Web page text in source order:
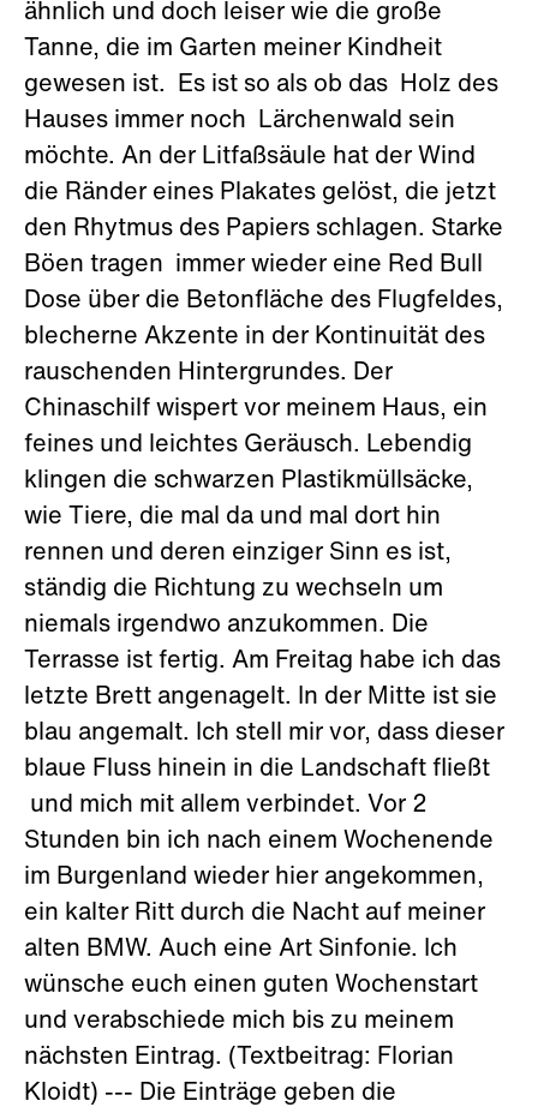
ähnlich und doch leiser wie die große
Tanne, die im Garten meiner Kindheit
gewesen ist. Es ist so als ob das Holz des
Hauses immer noch Lärchenwald sein
möchte. An der Litfaßsäule hat der Wind
die Ränder eines Plakates gelöst, die jetzt
den Rhytmus des Papiers schlagen. Starke
Böen tragen immer wieder eine Red Bull
Dose über die Betonfläche des Flugfeldes,
blecherne Akzente in der Kontinuität des
rauschenden Hintergrundes. Der
Chinaschilf wispert vor meinem Haus, ein
feines und leichtes Geräusch. Lebendig
klingen die schwarzen Plastikmüllsäcke,
wie Tiere, die mal da und mal dort hin
rennen und deren einziger Sinn es ist,
ständig die Richtung zu wechseln um
niemals irgendwo anzukommen. Die
Terrasse ist fertig. Am Freitag habe ich das
letzte Brett angenagelt. In der Mitte ist sie
blau angemalt. Ich stell mir vor, dass dieser
blaue Fluss hinein in die Landschaft fließt
und mich mit allem verbindet. Vor 2
Stunden bin ich nach einem Wochenende
im Burgenland wieder hier angekommen,
ein kalter Ritt durch die Nacht auf meiner
alten BMW. Auch eine Art Sinfonie. Ich
wünsche euch einen guten Wochenstart
und verabschiede mich bis zu meinem
nächsten Eintrag. (Textbeitrag: Florian
Kloidt) --- Die Einträge geben die